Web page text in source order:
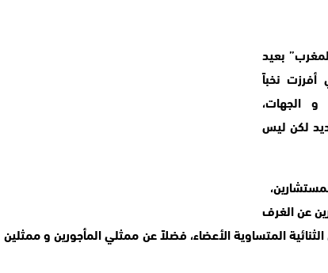
بعيد
أفرزت نخباً
الجهات،
لكن ليس
عن الغرف
المتساوية الأعضاء، فضلاً عن ممثلي المأجورين و ممثلين